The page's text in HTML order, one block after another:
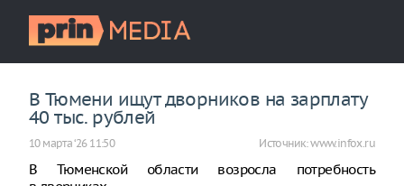
В Тюмени ищут дворников на зарплату
40 тыс. рублей
10 марта ‘26 11:50 Источник:www.infox.ru
В Тюменской области возросла потребность